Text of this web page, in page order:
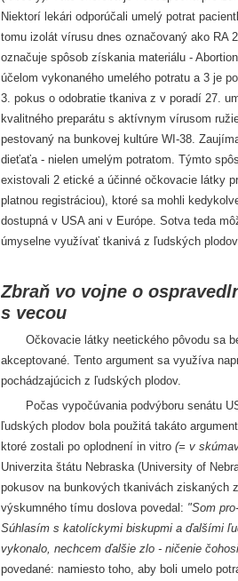
Niektorí lekári odporúčali umelý potrat
tomu izolát vírusu dnes označovaný ako RA
označuje spôsob získania materiálu -
účelom vykonaného umelého potratu a 3 je
3. pokus o odobratie tkaniva z v poradí 27.
kvalitného preparátu s aktívnym vírusom
pestovaný na bunkovej kultúre WI-38.
dieťaťa - nielen umelým potratom. Týmto
existovali 2 etické a účinné očkovacie látky
platnou registráciou), ktoré sa mohli
dostupná v USA ani v Európe. Sotva teda
úmyselne využívať tkanivá z ľudských
Zbraň vo vojne o
s vecou
Očkovacie látky neetického pôvodu sa
akceptované. Tento argument sa využíva
pochádzajúcich z ľudských plodov.
Počas vypočúvania podvýboru senátu
ľudských plodov bola použitá takáto
ktoré zostali po oplodnení in vitro (= v
Univerzita štátu Nebraska (University of
pokusov na bunkových tkanivách ziskaných
výskumného tímu doslova povedal: "Som
Súhlasím s katolíckymi biskupmi a ďalšími
vykonalo, nechcem ďalšie zlo - ničenie
povedané: namiesto toho, aby boli umelo